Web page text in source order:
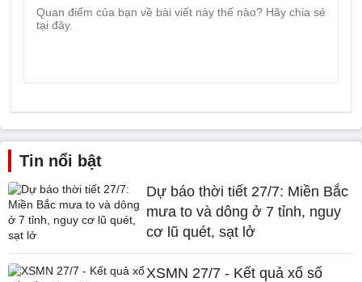
Tin nổi bật
Dự báo thời tiết 27/7: Miền Bắc
mưa to và dông ở 7 tỉnh, nguy
cơ lũ quét, sạt lở
XSMN 27/7 - Kết quả xổ số